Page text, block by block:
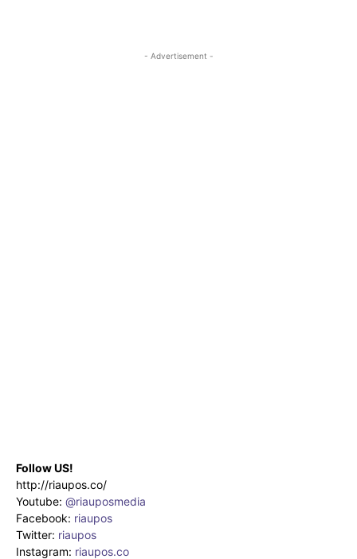
- Advertisement -
Follow US!
http://riaupos.co/
Youtube: @riauposmedia
Facebook: riaupos
Twitter: riaupos
Instagram: riaupos.co